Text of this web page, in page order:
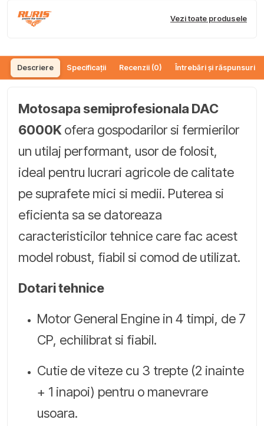
Vezi toate produsele
Descriere Specificații Recenzii (0) Întrebări și răspunsuri
Motosapa semiprofesionala DAC
6000K ofera gospodarilor si fermierilor
un utilaj performant, usor de folosit,
ideal pentru lucrari agricole de calitate
pe suprafete mici si medii. Puterea si
eficienta sa se datoreaza
caracteristicilor tehnice care fac acest
model robust, fiabil si comod de utilizat.
Dotari tehnice
Motor General Engine in 4 timpi, de 7
CP, echilibrat si fiabil.
Cutie de viteze cu 3 trepte (2 inainte
+ 1 inapoi) pentru o manevrare
usoara.